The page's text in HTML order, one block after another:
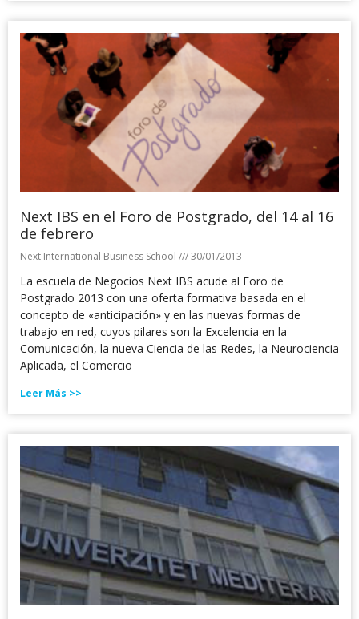
Next IBS en el Foro de Postgrado, del 14 al 16
de febrero
Next International Business School 30/01/2013
La escuela de Negocios Next IBS acude al Foro de
Postgrado 2013 con una oferta formativa basada en el
concepto de «anticipación» y en las nuevas formas de
trabajo en red, cuyos pilares son la Excelencia en la
Comunicación, la nueva Ciencia de las Redes, la Neurociencia
Aplicada, el Comercio
Leer Más >>